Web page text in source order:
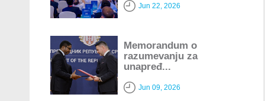
Jun 22, 2026
Memorandum o
razumevanju za
unapređ...
Jun 09, 2026